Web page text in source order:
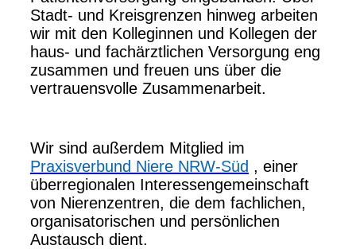
Stadt- und Kreisgrenzen hinweg arbeiten
wir mit den Kolleginnen und Kollegen der
haus- und fachärztlichen Versorgung eng
zusammen und freuen uns über die
vertrauensvolle Zusammenarbeit.
Wir sind außerdem Mitglied im
Praxisverbund Niere NRW-Süd , einer
überregionalen Interessengemeinschaft
von Nierenzentren, die dem fachlichen,
organisatorischen und persönlichen
Austausch dient.